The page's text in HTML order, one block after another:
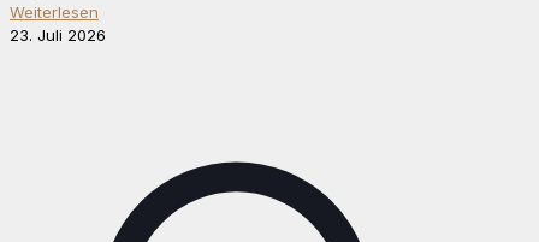
Weiterlesen
23. Juli 2026